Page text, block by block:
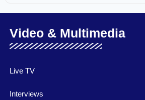
Video & Multimedia
Live TV
Interviews